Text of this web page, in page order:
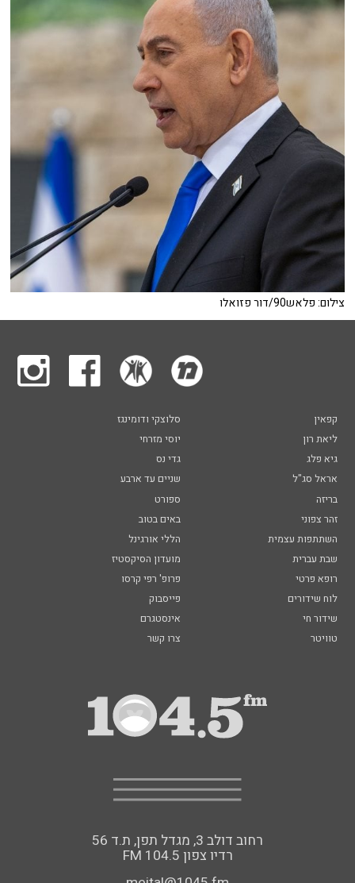
צילום: פלאש90/דור פזואלו
קפאין
סלוצקי ודומינגז
ליאת רון
יוסי מזרחי
גיא פלג
גדי נס
אראל סג"ל
שניים עד ארבע
בריזה
ספורט
זהר צפוני
באים בטוב
השתתפות עצמית
הללי אורגינל
שבת עברית
מועדון הסיקסטיז
רופא פרטי
פרופ' רפי קרסו
לוח שידורים
פייסבוק
שידור חי
אינסטגרם
טוויטר
צרו קשר
רחוב דולב 3, מגדל תפן, ת.ד 56
FM רדיו צפון 104.5